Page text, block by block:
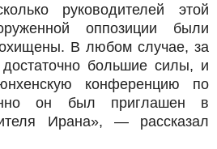
руководителей этой
оппозиции были
В любом случае, за
достаточно большие силы, и
конференцию по
он был приглашен в
Ирана», — рассказал